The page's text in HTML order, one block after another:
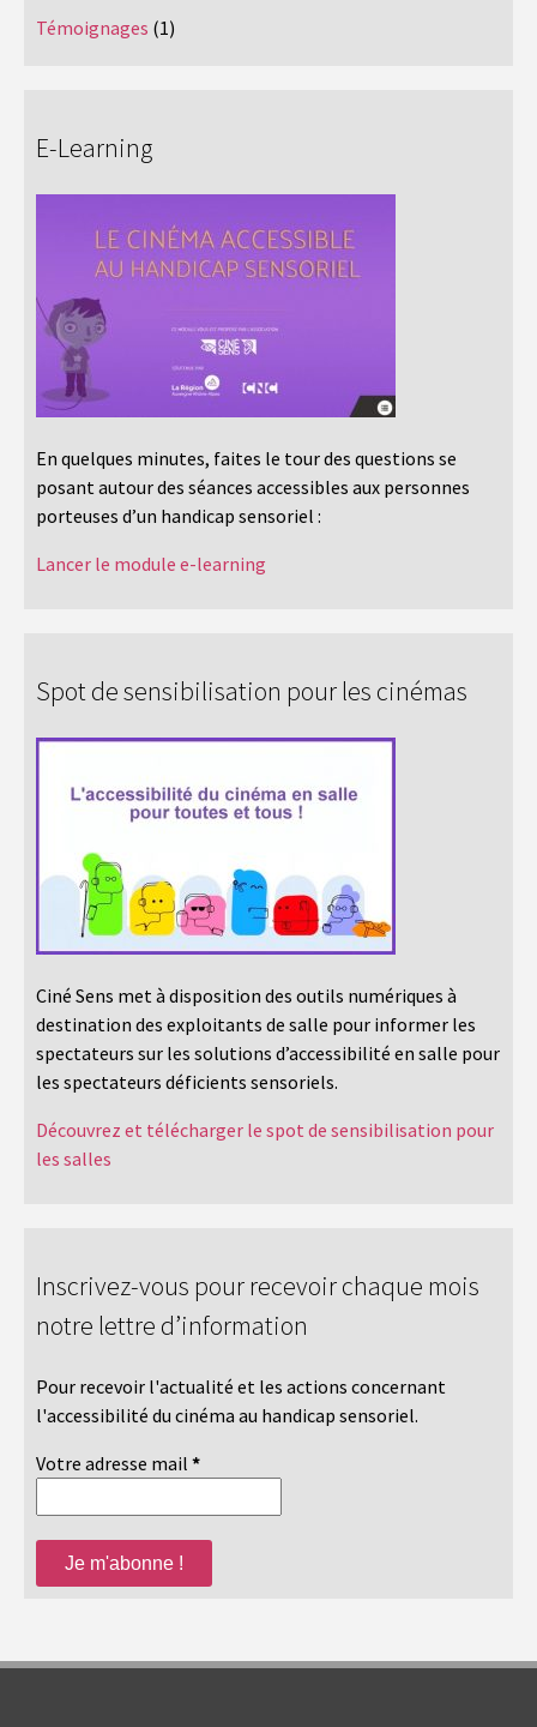
Témoignages (1)
E-Learning
En quelques minutes, faites le tour des questions se
posant autour des séances accessibles aux personnes
porteuses d’un handicap sensoriel :
Lancer le module e-learning
Spot de sensibilisation pour les cinémas
Ciné Sens met à disposition des outils numériques à
destination des exploitants de salle pour informer les
spectateurs sur les solutions d’accessibilité en salle pour
les spectateurs déficients sensoriels.
Découvrez et télécharger le spot de sensibilisation pour
les salles
Inscrivez-vous pour recevoir chaque mois
notre lettre d’information
Pour recevoir l'actualité et les actions concernant
l'accessibilité du cinéma au handicap sensoriel.
Votre adresse mail *